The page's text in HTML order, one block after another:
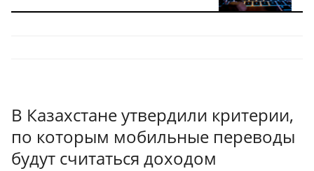
В Казахстане утвердили критерии,
по которым мобильные переводы
будут считаться доходом